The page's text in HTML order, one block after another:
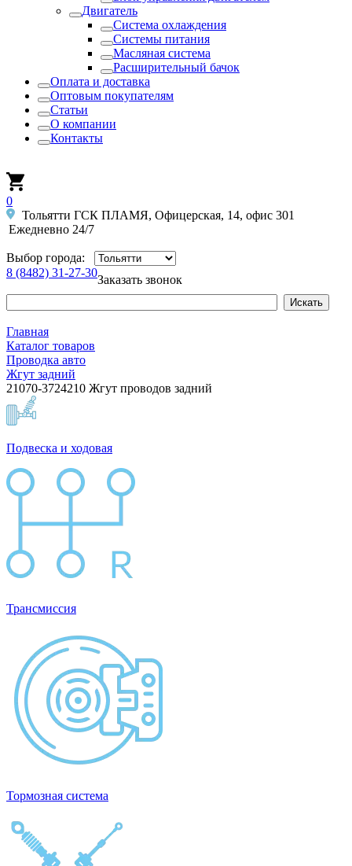
Двигатель
Система охлаждения
Системы питания
Масляная система
Расширительный бачок
Оплата и доставка
Оптовым покупателям
Статьи
О компании
Контакты
0
Тольятти ГСК ПЛАМЯ, Офицерская, 14, офис 301
Ежедневно 24/7
Выбор города:
8 (8482) 31-27-30
Заказать звонок
Главная
Каталог товаров
Проводка авто
Жгут задний
21070-3724210 Жгут проводов задний
Подвеска и ходовая
Трансмиссия
Тормозная система